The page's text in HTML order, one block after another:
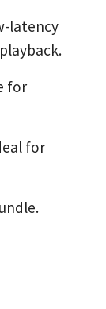
latency
for
for